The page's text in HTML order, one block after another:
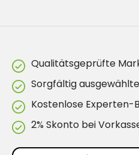
Qualitätsgeprüfte
Sorgfältig
Kostenlose Experten-
2% Skonto bei